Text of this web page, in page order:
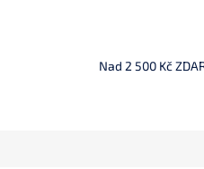
Nad 2 500 Kč